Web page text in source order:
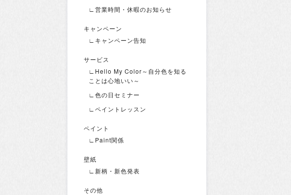
∟営業時間・休暇のお知らせ
キャンペーン
∟キャンペーン告知
サービス
∟Hello My Color～自分色を知る
ことは心地いい～
∟色の日セミナー
∟ペイントレッスン
ペイント
∟Paint関係
壁紙
∟新柄・新色発表
その他